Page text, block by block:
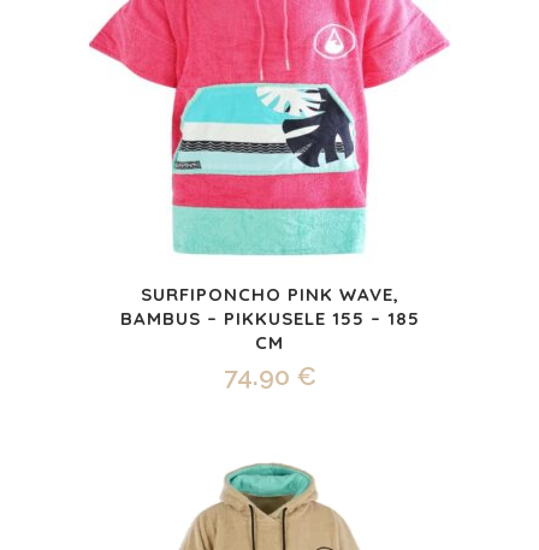
SURFIPONCHO PINK WAVE,
BAMBUS – PIKKUSELE 155 – 185
CM
74.90 €